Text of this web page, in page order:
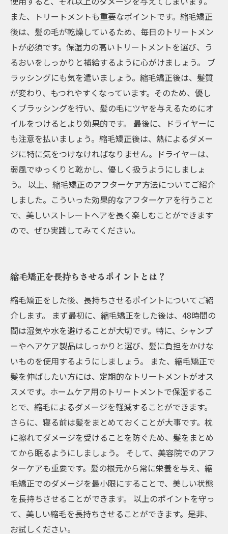
また、トリートメントも重要なポイントです。縮毛矯正
後は、髪の毛が乾燥しているため、毎日のトリートメン
トが必須です。保湿力の高いトリートメントを選び、う
るおいをしっかりと補給するように心がけましょう。 ブ
ラッシングにも気を遣いましょう。縮毛矯正後は、髪質
が変わり、もつれやすくなっています。そのため、優し
くブラッシングを行い、髪の毛にツヤを与えるためにオ
イルをつけるとより効果的です。 最後に、ドライヤーに
も注意を払いましょう。縮毛矯正後は、熱によるダメー
ジに特に気をつけなければなりません。ドライヤーは、
弱風でゆっくりと乾かし、優しく扱うようにしましょ
う。 以上、縮毛矯正のアフターケア方法についてご紹介
しました。こういった効果的なアフターケアを行うこと
で、美しいストレートヘアを長く楽しむことができます
ので、ぜひ実践してみてください。
縮毛矯正を長持ちさせるポイントとは？
縮毛矯正をした後、長持ちさせるポイントについてご紹
介します。 まず最初に、縮毛矯正をした後は、48時間の
間は湿気や水を避けることが大切です。特に、シャンプ
ーやヘアケア製品はしっかりと選び、髪に負担をかけな
いものを使用するようにしましょう。 また、縮毛矯正で
髪を伸ばしたい方には、定期的なトリートメントがオス
スメです。ホームケア用のトリートメントで保湿するこ
とで、縮毛によるダメージを軽減することができます。
さらに、寝る前は髪をまとめておくことが大事です。枕
に擦れてダメージを受けることを防ぐため、髪をまとめ
てから眠るようにしましょう。 そして、美容院でのアフ
ターケアも重要です。髪の根元から常に栄養を与え、縮
毛矯正でのダメージを最小限にすることで、美しい状態
を長持ちさせることができます。 以上のポイントを守っ
て、美しい縮毛を長持ちさせることができます。是非、
お試しください。